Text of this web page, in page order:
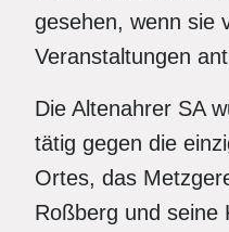
gesehen, wenn sie
Veranstaltungen
Die Altenahrer SA
tätig gegen die
Ortes, das
Roßberg und seine